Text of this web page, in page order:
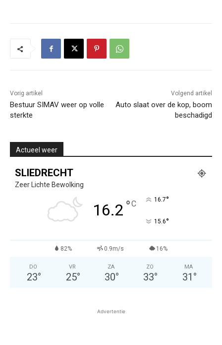
Vorig artikel
Bestuur SIMAV weer op volle
sterkte
Volgend artikel
Auto slaat over de kop, boom
beschadigd
Actueel weer
SLIEDRECHT
Zeer Lichte Bewolking
16.2 °C 16.7°
15.6°
82% 0.9m/s 16%
DO
23°
VR
25°
ZA
30°
ZO
33°
MA
31 °
Advertentie